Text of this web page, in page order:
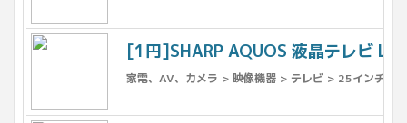
[1円]SHARP AQUOS 液晶テレビ
家電、AV、カメラ > 映像機器 > テレビ > 25インチ〜